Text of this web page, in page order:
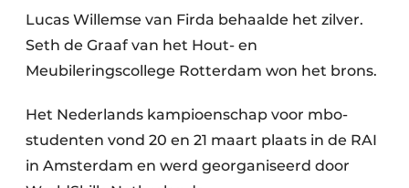
Lucas Willemse van Firda behaalde het zilver.
Seth de Graaf van het Hout- en
Meubileringscollege Rotterdam won het brons.
Het Nederlands kampioenschap voor mbo-
studenten vond 20 en 21 maart plaats in de RAI
in Amsterdam en werd georganiseerd door